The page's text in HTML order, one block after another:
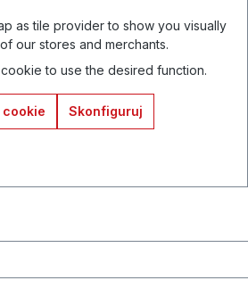
as tile provider to show you visually
our stores and merchants.
to use the desired function.
Skonfiguruj